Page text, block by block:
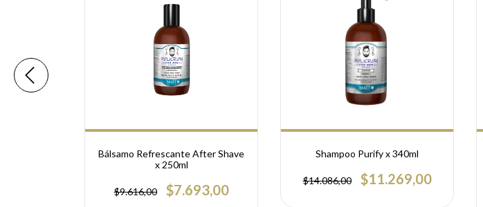
Bálsamo Refrescante After Shave
x 250ml
$9.616,00 $7.693,00
Shampoo Purify x 340ml
$14.086,00 $11.269,00